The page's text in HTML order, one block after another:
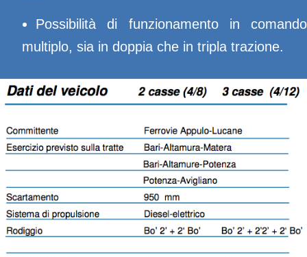
Possibilità di funzionamento in comando
multiplo, sia in doppia che in tripla trazione.